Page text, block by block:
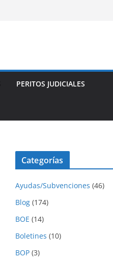
PERITOS JUDICIALES
Categorías
Ayudas/Subvenciones (46)
Blog (174)
BOE (14)
Boletines (10)
BOP (3)